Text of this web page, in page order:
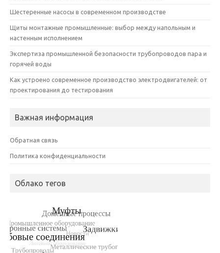
Шестеренные насосы в современном производстве
Щиты монтажные промышленные: выбор между напольным и
настенным исполнением
Экспертиза промышленной безопасности трубопроводов пара и
горячей воды
Как устроено современное производство электродвигателей: от
проектирования до тестирования
Важная информация
Обратная связь
Политика конфиденциальности
Облако тегов